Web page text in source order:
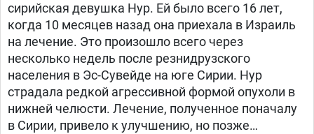
сирийская девушка Нур. Ей было всего 16 лет,
когда 10 месяцев назад она приехала в Израиль
на лечение. Это произошло всего через
несколько недель после резнидрузского
населения в Эс-Сувейде на юге Сирии. Нур
страдала редкой агрессивной формой опухоли в
нижней челюсти. Лечение, полученное поначалу
в Сирии, привело к улучшению, но позже